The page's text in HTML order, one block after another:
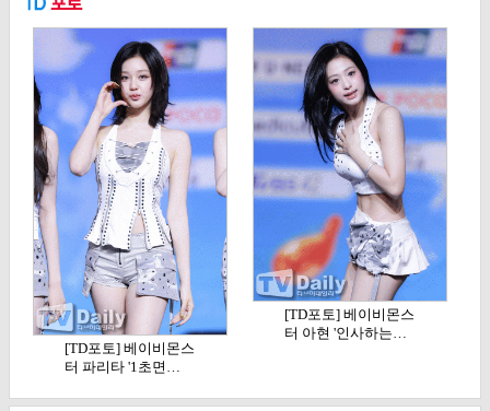
[TD포토] 베이비몬스
터 파리타 '1초면…
[TD포토] 베이비몬스
터 아현 '인사하는…